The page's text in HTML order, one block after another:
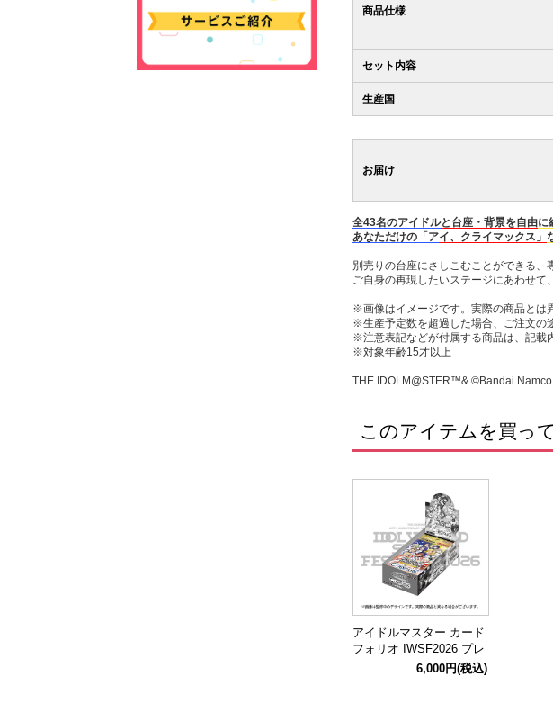
商品仕様
セット内容
生産国
お届け
全43名のアイドルと台座・背景を自由に
あなただけの「アイ、クライマックス」
別売りの台座にさしこむことができる
ご自身の再現したいステージにあわせて
※画像はイメージです。実際の商品とは
※生産予定数を超過した場合、ご注文の
※注意表記などが付属する商品は、記載
※対象年齢15才以上
THE IDOLM@STER™& ©Bandai
このアイテムを買っ
アイドルマスター カード
フォリオ IWSF2026 プレ
ミアムパック【BOX】
6,000円(税込)